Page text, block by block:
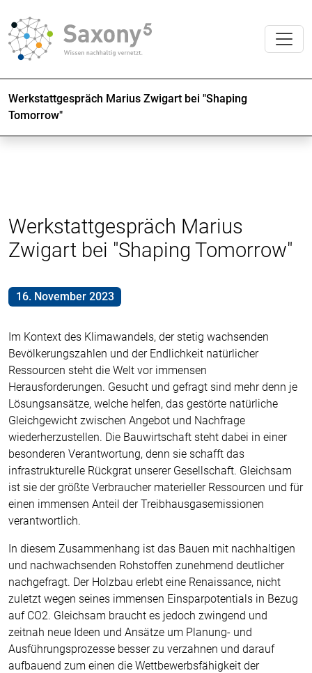
Werkstattgespräch Marius Zwigart bei "Shaping
Tomorrow"
Werkstattgespräch Marius
Zwigart bei "Shaping Tomorrow"
16. November 2023
Im Kontext des Klimawandels, der stetig wachsenden
Bevölkerungszahlen und der Endlichkeit natürlicher
Ressourcen steht die Welt vor immensen
Herausforderungen. Gesucht und gefragt sind mehr denn je
Lösungsansätze, welche helfen, das gestörte natürliche
Gleichgewicht zwischen Angebot und Nachfrage
wiederherzustellen. Die Bauwirtschaft steht dabei in einer
besonderen Verantwortung, denn sie schafft das
infrastrukturelle Rückgrat unserer Gesellschaft. Gleichsam
ist sie der größte Verbraucher materieller Ressourcen und für
einen immensen Anteil der Treibhausgasemissionen
verantwortlich.
In diesem Zusammenhang ist das Bauen mit nachhaltigen
und nachwachsenden Rohstoffen zunehmend deutlicher
nachgefragt. Der Holzbau erlebt eine Renaissance, nicht
zuletzt wegen seines immensen Einsparpotentials in Bezug
auf CO2. Gleichsam braucht es jedoch zwingend und
zeitnah neue Ideen und Ansätze um Planung- und
Ausführungsprozesse besser zu verzahnen und darauf
aufbauend zum einen die Wettbewerbsfähigkeit der